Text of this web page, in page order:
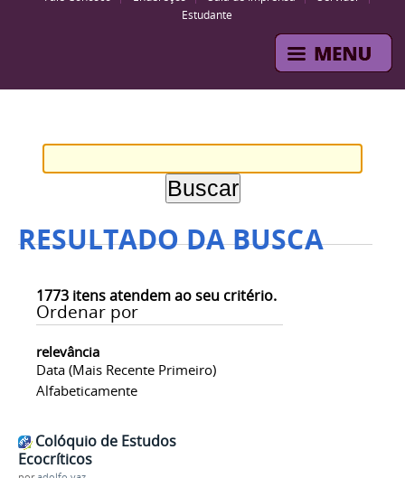
Estudante
RESULTADO DA BUSCA
1773 itens atendem ao seu critério.
Ordenar por
relevância
Data (mais Recente Primeiro)
Alfabeticamente
Colóquio de Estudos
Ecocríticos